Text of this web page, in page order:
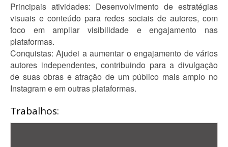
Principais atividades: Desenvolvimento de estratégias
visuais e conteúdo para redes sociais de autores, com
foco em ampliar visibilidade e engajamento nas
plataformas.
Conquistas: Ajudei a aumentar o engajamento de vários
autores independentes, contribuindo para a divulgação
de suas obras e atração de um público mais amplo no
Instagram e em outras plataformas.
Trabalhos: